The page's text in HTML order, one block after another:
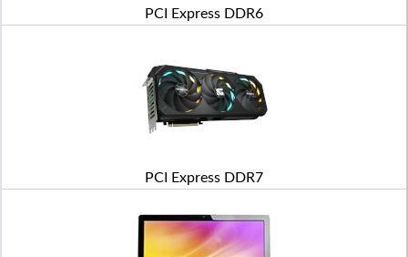
PCI Express DDR6
PCI Express DDR7